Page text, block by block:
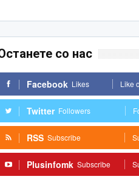
со нас
Facebook Likes Like
Twitter Followers
RSS Subscribe
Plusinfomk Subscribe